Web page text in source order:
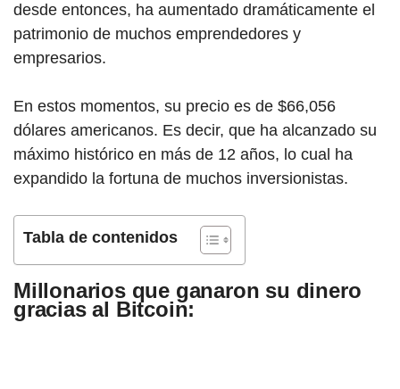
desde entonces, ha aumentado dramáticamente el
patrimonio de muchos emprendedores y
empresarios.
En estos momentos, su precio es de $66,056
dólares americanos. Es decir, que ha alcanzado su
máximo histórico en más de 12 años, lo cual ha
expandido la fortuna de muchos inversionistas.
Tabla de contenidos
Millonarios que ganaron su dinero
gracias al Bitcoin: